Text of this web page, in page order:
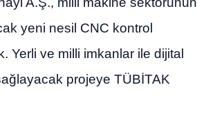
yeni nesil CNC kontrol
Yerli ve milli imkanlar ile dijital
projeye TÜBİTAK